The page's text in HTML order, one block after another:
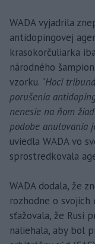
WADA vyjadrila
antidopingovej
krasokorčuliarka
národného
vzorku. "Hoci
porušenia
nenesie na ňom
podobe anulovania
uviedla WADA vo
sprostredkovala
WADA dodala, že
rozhodne o
sťažovala, že Rusi
naliehala, aby bol